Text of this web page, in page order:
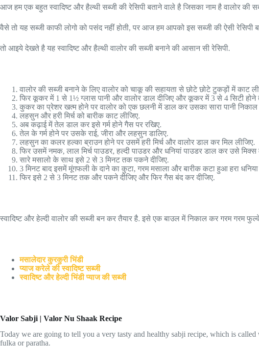
आज हम एक बहुत स्वादिष्ट और हैल्थी सब्जी की रेसिपी बताने वाले है जिसका नाम है वालोर की
वैसे तो यह सब्जी काफी लोगो को पसंद नहीं होती, पर आज हम आपको इस सब्जी की ऐसी
तो आइये देखते है यह स्वादिष्ट और हैल्थी वालोर की सब्जी बनाने की आसान सी रेसिपी.
वालोर की सब्जी बनाने के लिए वालोर को चाकू की सहायता से छोटे छोटे टुकड़ों में काट
फिर कूकर में 1 से 1½ ग्लास पानी और वालोर डाल दीजिए और कूकर में 3 से 4 सिटी
कुकर का प्रेशर खत्म होने पर वालोर को एक छलनी में डाल कर उसका सारा पानी निकाल
लहसुन और हरी मिर्च को बारीक काट लीजिए.
अब कढ़ाई में तेल डाल कर इसे गर्म होने गैस पर रखिए.
तेल के गर्म होने पर उसके राई, जीरा और लहसुन डालिए.
लहसुन का कलर हल्का ब्राउन होने पर उसमें हरी मिर्च और वालोर डाल कर मिल लीजिए.
फिर उसमें नमक, लाल मिर्च पाउडर, हल्दी पाउडर और धनियां पाउडर डाल कर उसे मिक्स
सारे मसालो के साथ इसे 2 से 3 मिनट तक पकने दीजिए.
3 मिनट बाद इसमें मूंगफली के दाने का कुटा, गरम मसाला और बारीक कटा हुआ हरा
फिर इसे 2 से 3 मिनट तक और पकने दीजिए और फिर गैस बंद कर दीजिए.
स्वादिष्ट और हेल्दी वालोर की सब्जी बन कर तैयार है. इसे एक बाउल में निकाल कर गरम गरम
मसालेदार कुरकुरी भिंडी
प्याज करेले की स्वादिष्ट सब्जी
स्वादिष्ट और हेल्दी भिंडी प्याज की सब्जी
Valor Sabji | Valor Nu Shaak Recipe
Today we are going to tell you a very tasty and healthy sabji recipe, which is
fulka or paratha.